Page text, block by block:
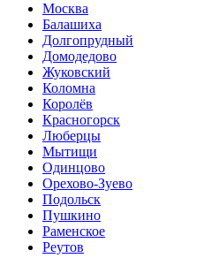
Москва
Балашиха
Долгопрудный
Домодедово
Жуковский
Коломна
Королёв
Красногорск
Люберцы
Мытищи
Одинцово
Орехово-Зуево
Подольск
Пушкино
Раменское
Реутов